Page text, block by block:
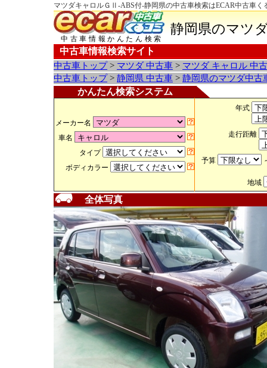
マツダキャロルＧⅡ-ABS付-静岡県の中古車検索はECAR中古車く
中古車情報かんたん検索
静岡県のマツ
中古車情報検索サイト
中古車トップ> マツダ 中古車 > マツダ キャロル 中
中古車トップ> 静岡県 中古車 > 静岡県のマツダ中古
かんたん検索システム
メーカー名
車名
タイプ
ボディカラー
年式
走行距離
予算
地域
全体写真